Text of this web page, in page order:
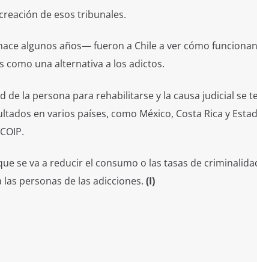
de esos tribunales.
algunos años— fueron a Chile a ver cómo
como una alternativa a los adictos.
de la persona para rehabilitarse y la causa judicial se
en varios países, como México, Costa Rica y
se va a reducir el consumo o las tasas de
personas de las adicciones. (I)